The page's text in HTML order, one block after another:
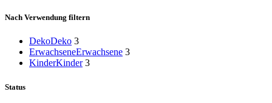
Nach Verwendung filtern
DekoDeko 3
ErwachseneErwachsene 3
KinderKinder 3
Status